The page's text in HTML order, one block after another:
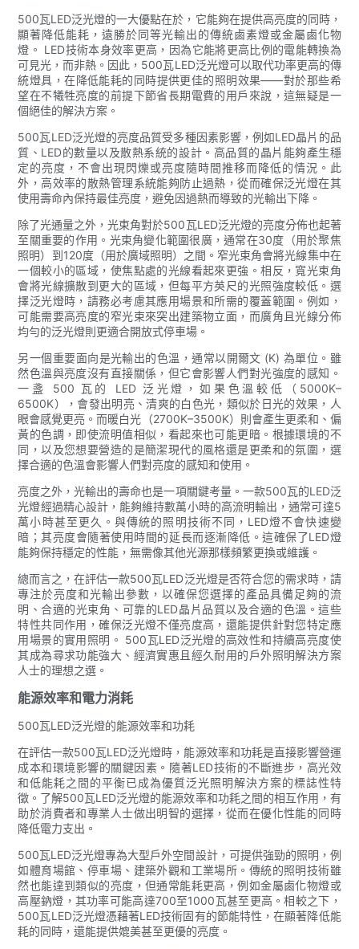
500瓦LED泛光燈的一大優點在於，它能夠在提供高亮度的同時，
顯著降低能耗，遠勝於同等光輸出的傳統鹵素燈或金屬鹵化物
燈。 LED技術本身效率更高，因為它能將更高比例的電能轉換為
可見光，而非熱。因此，500瓦LED泛光燈可以取代功率更高的傳
統燈具，在降低能耗的同時提供更佳的照明效果——對於那些希
望在不犧牲亮度的前提下節省長期電費的用戶來說，這無疑是一
個絕佳的解決方案。
500瓦LED泛光燈的亮度品質受多種因素影響，例如LED晶片的品
質、LED的數量以及散熱系統的設計。高品質的晶片能夠產生穩
定的亮度，不會出現閃爍或亮度隨時間推移而降低的情況。此
外，高效率的散熱管理系統能夠防止過熱，從而確保泛光燈在其
使用壽命內保持最佳亮度，避免因過熱而導致的光輸出下降。
除了光通量之外，光束角對於500瓦LED泛光燈的亮度分佈也起著
至關重要的作用。光束角變化範圍很廣，通常在30度（用於聚焦
照明）到120度（用於廣域照明）之間。窄光束角會將光線集中在
一個較小的區域，使焦點處的光線看起來更強。相反，寬光束角
會將光線擴散到更大的區域，但每平方英尺的光照強度較低。選
擇泛光燈時，請務必考慮其應用場景和所需的覆蓋範圍。例如，
可能需要高亮度的窄光束來突出建築物立面，而廣角且光線分佈
均勻的泛光燈則更適合開放式停車場。
另一個重要面向是光輸出的色溫，通常以開爾文 (K) 為單位。雖
然色溫與亮度沒有直接關係，但它會影響人們對光強度的感知。
一盞 500 瓦的 LED 泛光燈，如果色溫較低（5000K–
6500K），會發出明亮、清爽的白色光，類似於日光的效果，人
眼會感覺更亮。而暖白光（2700K–3500K）則會產生更柔和、偏
黃的色調，即使流明值相似，看起來也可能更暗。根據環境的不
同，以及您想要營造的是簡潔現代的風格還是更柔和的氛圍，選
擇合適的色溫會影響人們對亮度的感知和使用。
亮度之外，光輸出的壽命也是一項關鍵考量。一款500瓦的LED泛
光燈經過精心設計，能夠維持數萬小時的高流明輸出，通常可達5
萬小時甚至更久。與傳統的照明技術不同，LED燈不會快速變
暗；其亮度會隨著使用時間的延長而逐漸降低。這確保了LED燈
能夠保持穩定的性能，無需像其他光源那樣頻繁更換或維護。
總而言之，在評估一款500瓦LED泛光燈是否符合您的需求時，請
專注於亮度和光輸出參數，以確保您選擇的產品具備足夠的流
明、合適的光束角、可靠的LED晶片品質以及合適的色溫。這些
特性共同作用，確保泛光燈不僅亮度高，還能提供針對您特定應
用場景的實用照明。 500瓦LED泛光燈的高效性和持續高亮度使
其成為尋求功能強大、經濟實惠且經久耐用的戶外照明解決方案
人士的理想之選。
能源效率和電力消耗
500瓦LED泛光燈的能源效率和功耗
在評估一款500瓦LED泛光燈時，能源效率和功耗是直接影響營運
成本和環境影響的關鍵因素。隨著LED技術的不斷進步，高光效
和低能耗之間的平衡已成為優質泛光照明解決方案的標誌性特
徵。了解500瓦LED泛光燈的能源效率和功耗之間的相互作用，有
助於消費者和專業人士做出明智的選擇，從而在優化性能的同時
降低電力支出。
500瓦LED泛光燈專為大型戶外空間設計，可提供強勁的照明，例
如體育場館、停車場、建築外觀和工業場所。傳統的照明技術雖
然也能達到類似的亮度，但通常能耗更高，例如金屬鹵化物燈或
高壓鈉燈，其功率可能高達700至1000瓦甚至更高。相較之下，
500瓦LED泛光燈憑藉著LED技術固有的節能特性，在顯著降低能
耗的同時，還能提供媲美甚至更優的亮度。